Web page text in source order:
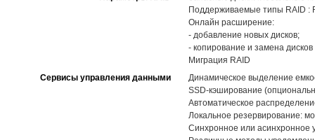
Поддерживаемые типы RAID :
Онлайн расширение:
- добавление новых дисков;
- копирование и замена
Миграция RAID
Сервисы управления данными
Динамическое выделение
SSD-кэширование
Автоматическое
Локальное резервирование:
Синхронное или асинхронное